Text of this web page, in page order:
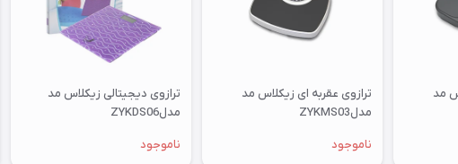
مد
ترازوی عقربه ای زیکلاس مد
مدلZYKMS03
ناموجود
ترازوی دیجیتالی زیکلاس مد
مدلZYKDS06
ناموجود